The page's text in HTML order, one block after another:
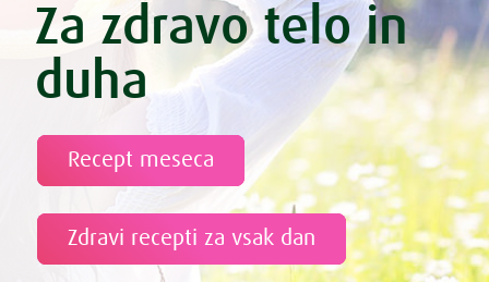
Za zdravo telo in
duha
Recept meseca
Zdravi recepti za vsak dan